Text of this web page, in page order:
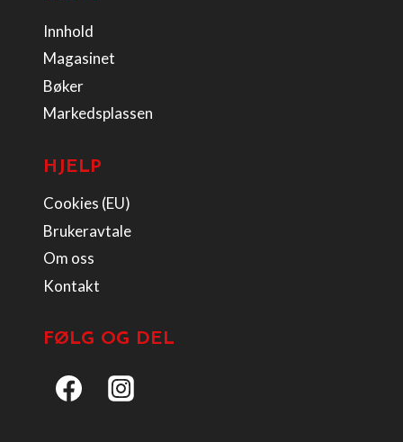
Innhold
Magasinet
Bøker
Markedsplassen
HJELP
Cookies (EU)
Brukeravtale
Om oss
Kontakt
FØLG OG DEL